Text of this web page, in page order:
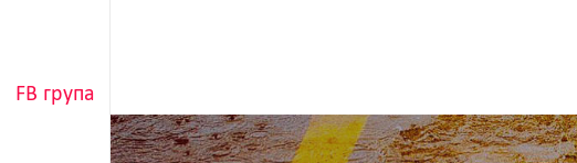
FB група
5KM
RUN